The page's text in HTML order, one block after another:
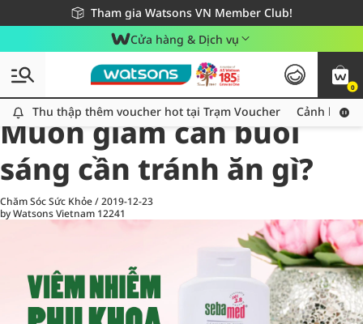
Tham gia Watsons VN Member Club!
Miễn phí giao hàng cho đơn hàng từ 249,000Đ
Giao hàng nhanh 24h - Áp dụng khu vực TP. Hồ Chí Minh
Cửa hàng & Dịch vụ
0
Thu thập thêm voucher hot tại Trạm Voucher
Thu thập thêm voucher hot tại Trạm Voucher Cảnh báo
All
Chăm Sóc Cá Nhân
Muốn giảm cân buổi
sáng cần tránh ăn gì?
Chăm Sóc Sức Khỏe/2019-12-23
by Watsons Vietnam 12241